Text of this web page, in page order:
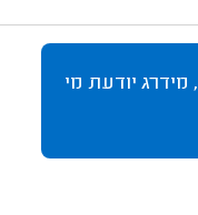
מידרג יודעת מי